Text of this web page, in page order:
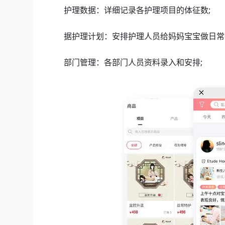
护理数据：详细记录各护理项目的体征数;
据护理计划：安排护理人员给妈妈宝宝做日
部门管理：各部门人员资料录入和安排;